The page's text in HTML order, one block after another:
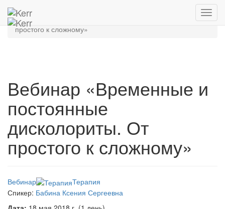
Главная
Вебинар «Временные и постоянные дисколориты. От
простого к сложному»
Вебинар «Временные и
постоянные
дисколориты. От
простого к сложному»
Вебинар
Терапия
Спикер: Бабина Ксения Сергеевна